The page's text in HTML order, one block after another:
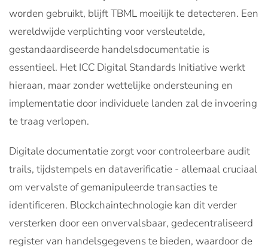
worden gebruikt, blijft TBML moeilijk te detecteren. Een
wereldwijde verplichting voor versleutelde,
gestandaardiseerde handelsdocumentatie is
essentieel. Het ICC Digital Standards Initiative werkt
hieraan, maar zonder wettelijke ondersteuning en
implementatie door individuele landen zal de invoering
te traag verlopen.
Digitale documentatie zorgt voor controleerbare audit
trails, tijdstempels en dataverificatie - allemaal cruciaal
om vervalste of gemanipuleerde transacties te
identificeren. Blockchaintechnologie kan dit verder
versterken door een onvervalsbaar, gedecentraliseerd
register van handelsgegevens te bieden, waardoor de